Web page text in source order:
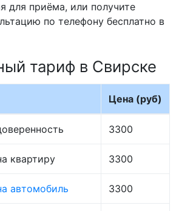
для приёма, или получите
по телефону бесплатно в
тариф в Свирске
Цена (руб)
3300
квартиру 3300
автомобиль 3300